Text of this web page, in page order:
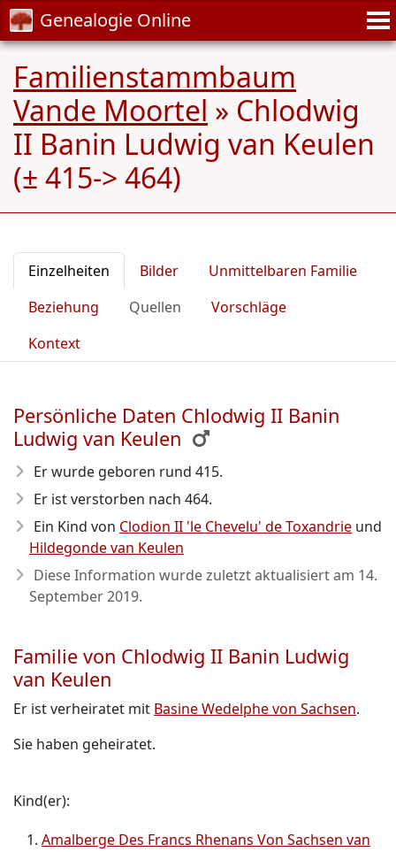
Genealogie Online
Familienstammbaum
Vande Moortel » Chlodwig
II Banin Ludwig van Keulen
(± 415-> 464)
Einzelheiten Bilder
Unmittelbaren Familie
Beziehung
Quellen
Vorschläge
Kontext
Persönliche Daten Chlodwig II Banin
Ludwig van Keulen
Er wurde geboren rund 415.
Er ist verstorben nach 464.
Ein Kind von Clodion II 'le Chevelu' de Toxandrie und
Hildegonde van Keulen
Diese Information wurde zuletzt aktualisiert am 14.
September 2019.
Familie von Chlodwig II Banin Ludwig
van Keulen
Er ist verheiratet mit Basine Wedelphe von Sachsen.
Sie haben geheiratet.
Kind(er):
Amalberge Des Francs Rhenans Von Sachsen van